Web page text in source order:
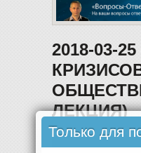
2018-03-
ЛЕКЦИЯ)
Только для